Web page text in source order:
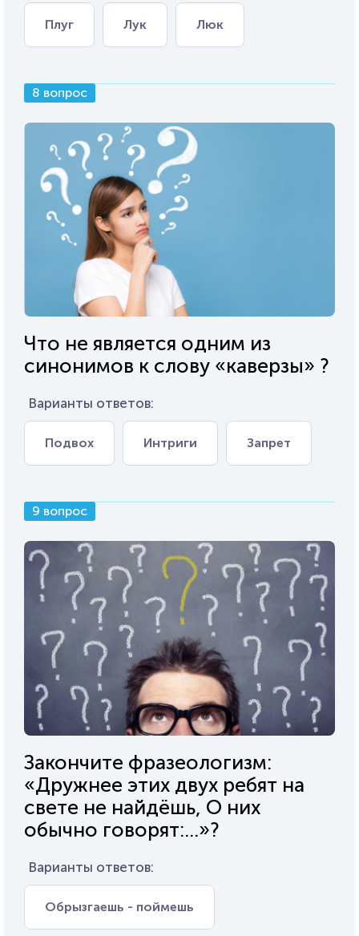
Плуг Лук Люк
8 вопрос
Что не является одним из
синонимов к слову «каверзы» ?
Варианты ответов:
Подвох Интриги Запрет
9 вопрос
Закончите фразеологизм:
«Дружнее этих двух ребят на
свете не найдёшь, О них
обычно говорят:...»?
Варианты ответов:
Обрызгаешь - поймешь